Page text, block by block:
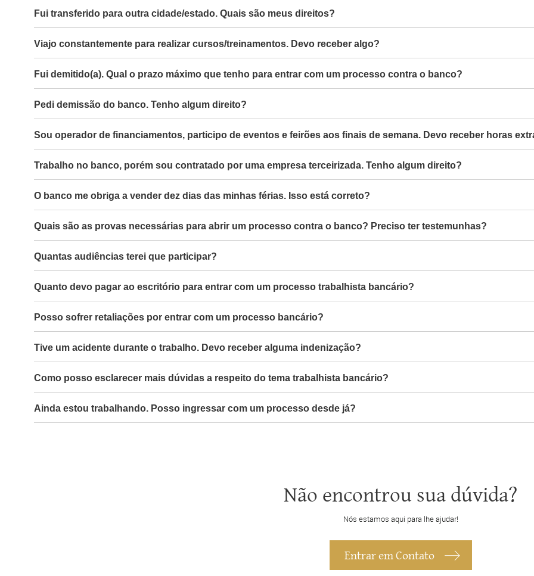
Fui transferido para outra cidade/estado. Quais são meus direitos?
Viajo constantemente para realizar cursos/treinamentos. Devo receber algo?
Fui demitido(a). Qual o prazo máximo que tenho para entrar com um processo contra o banco?
Pedi demissão do banco. Tenho algum direito?
Sou operador de financiamentos, participo de eventos e feirões aos finais de semana. Devo receber horas
Trabalho no banco, porém sou contratado por uma empresa terceirizada. Tenho algum direito?
O banco me obriga a vender dez dias das minhas férias. Isso está correto?
Quais são as provas necessárias para abrir um processo contra o banco? Preciso ter testemunhas?
Quantas audiências terei que participar?
Quanto devo pagar ao escritório para entrar com um processo trabalhista bancário?
Posso sofrer retaliações por entrar com um processo bancário?
Tive um acidente durante o trabalho. Devo receber alguma indenização?
Como posso esclarecer mais dúvidas a respeito do tema trabalhista bancário?
Ainda estou trabalhando. Posso ingressar com um processo desde já?
Não encontrou sua dúvida?
Nós estamos aqui para lhe ajudar!
Entrar em Contato